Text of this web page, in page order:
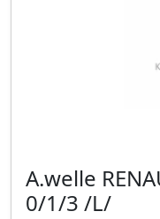
A.welle
0/1/3 /L/